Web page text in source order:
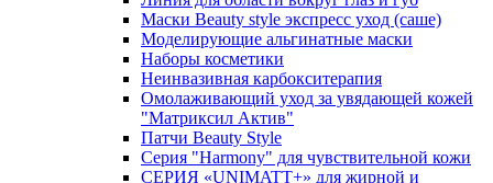
Маски Beauty style экспресс уход (саше)
Моделирующие альгинатные маски
Наборы косметики
Неинвазивная карбокситерапия
Омолаживающий уход за увядающей кожей
"Матриксил Актив"
Патчи Beauty Style
Серия "Harmony" для чувствительной кожи
СЕРИЯ «UNIMATT+» для жирной и